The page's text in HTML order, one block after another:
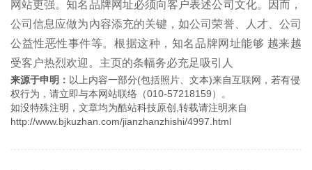
网站更强。知名品牌网址必须向客户表述公司文化。因而，
公司信息应做为內容添充的关键，如公司荣誉、人才、公司
公益性恶性事件等。根据这种，知名品牌网址能够 越来越
受客户热烈欢迎。主页的条幅务必充足吸引人
来源于申明： 以上内容一部分(包括照片、文本)来自互联网，若有侵
权行为，请立即与本网站联络（010-57218159）。
如没特殊注明，文章均为酷站科技原创,转载请注明来自
http://www.bjkuzhan.com/jianzhanzhishi/4997.html